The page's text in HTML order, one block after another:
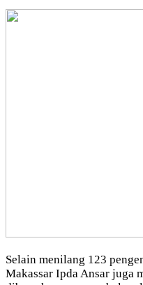
Selain menilang 123
Makassar Ipda Ansar juga